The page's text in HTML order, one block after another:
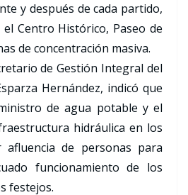
y después de cada partido,
Centro Histórico, Paseo de
de concentración masiva.
de Gestión Integral del
Hernández, indicó que
de agua potable y el
hidráulica en los
de personas para
funcionamiento de los
festejos.